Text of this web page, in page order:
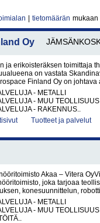
tietomäärän mukaan
Oy
ja erikoisteräksen toimittaja
on vastata
Finland Oy on johtava
- METALLI
- MUU TEOLLISUUS
- RAKENNUS..
Tuotteet ja palvelut
Akaa – Vitera
joka tarjoaa
konesuunnittelun,
- METALLI
- MUU TEOLLISUUS